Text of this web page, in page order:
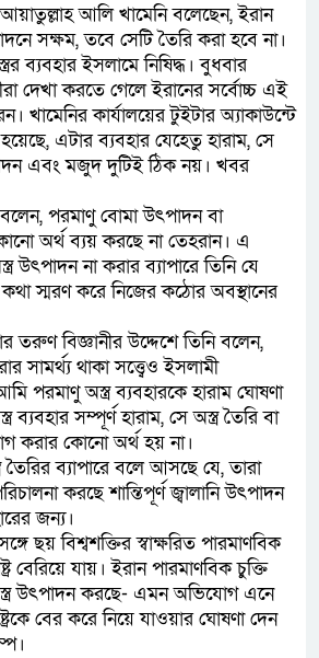
নেই : প্রধানমন্ত্রী
লালমনিরহাটে মাদকসহ
আলি খামেনি বলেছেন, ইরান
সক্ষম, তবে সেটি তৈরি করা হবে না।
ব্যবহার ইসলামে নিষিদ্ধ। বুধবার
দেখা করতে গেলে ইরানের সর্বোচ্চ এই
খামেনির কার্যালয়ের টুইটার অ্যাকাউন্টে
এটার ব্যবহার যেহেতু হারাম, সে
এবং মজুদ দুটিই ঠিক নয়। খবর
বলেন, পরমাণু বোমা উৎপাদন বা
অর্থ ব্যয় করছে না তেহরান। এ
উৎপাদন না করার ব্যাপারে তিনি যে
স্মরণ করে নিজের কঠোর অবস্থানের
তরুণ বিজ্ঞানীর উদ্দেশে তিনি বলেন,
সামর্থ্য থাকা সত্ত্বেও ইসলামী
পরমাণু অস্ত্র ব্যবহারকে হারাম ঘোষণা
ব্যবহার সম্পূর্ণ হারাম, সে অস্ত্র তৈরি বা
করার কোনো অর্থ হয় না।
তৈরির ব্যাপারে বলে আসছে যে, তারা
করছে শান্তিপূর্ণ জ্বালানি উৎপাদন
জন্য।
ছয় বিশ্বশক্তির স্বাক্ষরিত পারমাণবিক
বেরিয়ে যায়। ইরান পারমাণবিক চুক্তি
উৎপাদন করছে- এমন অভিযোগ এনে
বের করে নিয়ে যাওয়ার ঘোষণা দেন